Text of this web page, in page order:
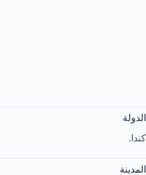
الدولة
كندا.
المدينة